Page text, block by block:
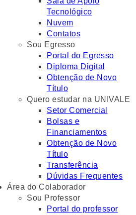
Tecnológico
Nuvem
Contatos
Sou Egresso
Portal do Egresso
Diploma Digital
Obtenção de Novo
Título
Quero estudar na UNIVALE
Setor Comercial
Bolsas e
Financiamentos
Obtenção de Novo
Título
Transferência
Dúvidas Frequentes
Área do Colaborador
Sou Professor
Portal do professor